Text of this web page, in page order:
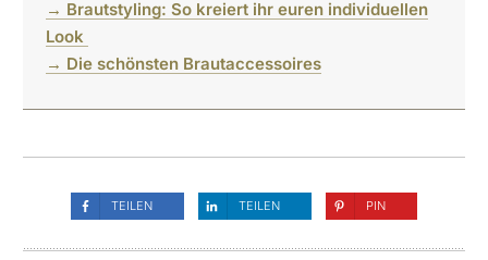
→ Brautstyling: So kreiert ihr euren individuellen
Look
→ Die schönsten Brautaccessoires
TEILEN TEILEN PIN